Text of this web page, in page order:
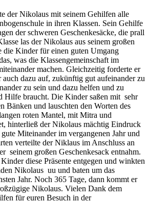
der Nikolaus mit seinem Gehilfen alle
in ihren Klassen. Sein Gehilfe
der schweren Geschenkesäcke, die prall
las der Nikolaus aus seinem großen
die Kinder für einen guten Umgang
was die Klassengemeinschaft im
machen. Gleichzeitig forderte er
auch dazu auf, zukünftig gut aufeinander zu
zu sein und dazu helfen und zu
Hilfe braucht. Die Kinder saßen mit sehr
Bänken und lauschten den Worten des
roten Mantel, mit Mitra und
hinterließ der Nikolaus mächtig Eindruck
Miteinander im vergangenen Jahr und
verteilte der Niklaus im Anschluss an
seinem großen Geschenkesack entnahm.
diese Präsente entgegen und winkten
Nikolaus uu und baten um das
Jahr. Noch 365 Tage, dann kommt er
Nikolaus. Vielen Dank dem
für euren Besuch in der